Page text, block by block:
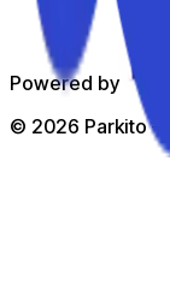
Powered by
© 2026 Parkito —